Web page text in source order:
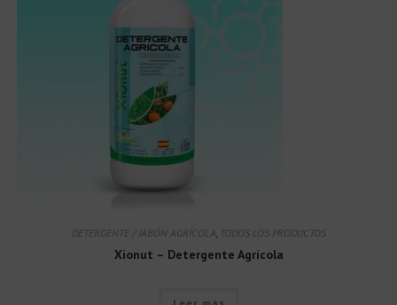
DETERGENTE / JABÓN AGRÍCOLA, TODOS LOS PRODUCTOS
Xionut – Detergente Agrícola